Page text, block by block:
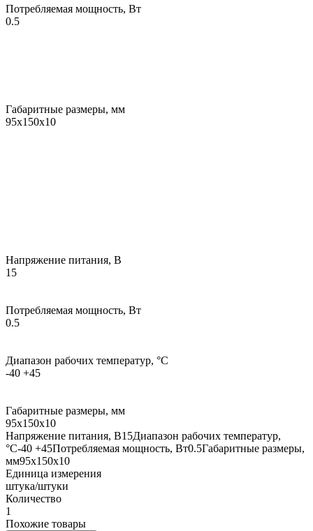
Потребляемая мощность, Вт
0.5
Габаритные размеры, мм
95х150х10
Напряжение питания, В
15
Потребляемая мощность, Вт
0.5
Диапазон рабочих температур, °С
-40 +45
Габаритные размеры, мм
95х150х10
Напряжение питания, В15Диапазон рабочих температур,
°С-40 +45Потребляемая мощность, Вт0.5Габаритные размеры,
мм95х150х10
Единица измерения
штука/штуки
Количество
1
Похожие товары